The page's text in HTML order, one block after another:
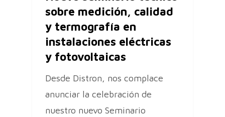
sobre medición, calidad
y termografía en
instalaciones eléctricas
y fotovoltaicas
Desde Distron, nos complace
anunciar la celebración de
nuestro nuevo Seminario